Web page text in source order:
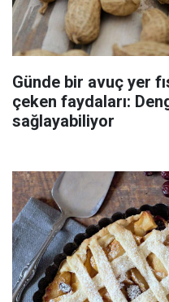
Günde bir avuç yer
çeken faydaları:
sağlayabiliyor